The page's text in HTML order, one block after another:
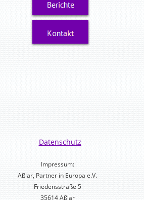
Impressum:
Aßlar, Partner in Europa e.V.
Friedensstraße 5
35614 Aßlar
Datenschutz